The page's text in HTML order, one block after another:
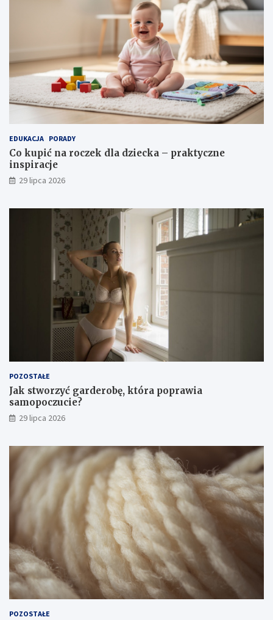
EDUKACJA PORADY
Co kupić na roczek dla dziecka – praktyczne
inspiracje
29 lipca 2026
POZOSTAŁE
Jak stworzyć garderobę, która poprawia
samopoczucie?
29 lipca 2026
POZOSTAŁE